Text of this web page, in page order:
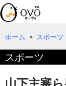
検
索
コ
テ
へ
ホーム > スポーツ
スポーツ
山下主審